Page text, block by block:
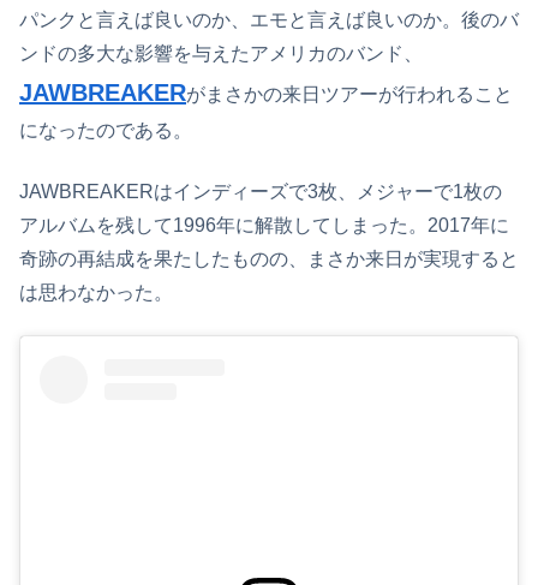
パンクと言えば良いのか、エモと言えば良いのか。後のバ
ンドの多大な影響を与えたアメリカのバンド、
JAWBREAKERがまさかの来日ツアーが行われること
になったのである。
JAWBREAKERはインディーズで3枚、メジャーで1枚の
アルバムを残して1996年に解散してしまった。2017年に
奇跡の再結成を果たしたものの、まさか来日が実現すると
は思わなかった。